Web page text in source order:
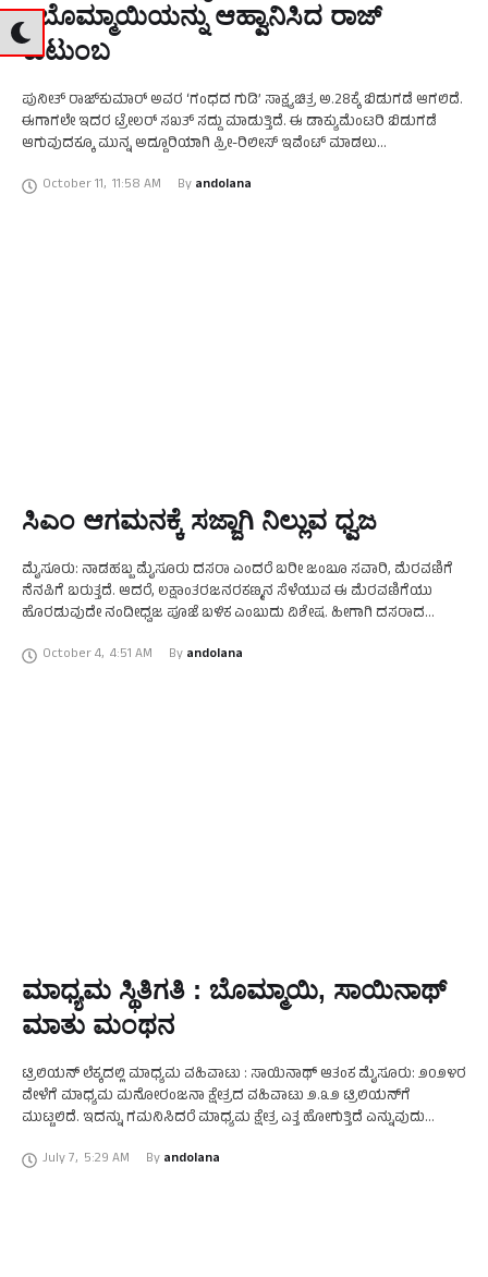
: ಬೊಮ್ಮಾಯಿಯನ್ನು ಆಹ್ವಾನಿಸಿದ ರಾಜ್‌
ಕುಟುಂಬ
ಪುನೀತ್​ ರಾಜ್​ಕುಮಾರ್ ಅವರ ‘ಗಂಧದ ಗುಡಿ’ ಸಾಕ್ಷ್ಯಚಿತ್ರ ಅ.28ಕ್ಕೆ ಬಿಡುಗಡೆ ಆಗಲಿದೆ.
ಈಗಾಗಲೇ ಇದರ ಟ್ರೇಲರ್ ಸಖತ್​ ಸದ್ದು ಮಾಡುತ್ತಿದೆ. ಈ ಡಾಕ್ಯುಮೆಂಟರಿ​ ಬಿಡುಗಡೆ​
ಆಗುವುದಕ್ಕೂ ಮುನ್ನ ಅದ್ದೂರಿಯಾಗಿ ಪ್ರೀ-ರಿಲೀಸ್​ ಇವೆಂಟ್​ ಮಾಡಲು
October 11, 11:58 AM By andolana
ಸಿಎಂ ಆಗಮನಕ್ಕೆ ಸಜ್ಜಾಗಿ ನಿಲ್ಲುವ ಧ್ವಜ
ಮೈಸೂರು: ನಾಡಹಬ್ಬ ಮೈಸೂರು ದಸರಾ ಎಂದರೆ ಬರೀ ಜಂಬೂ ಸವಾರಿ, ಮೆರವಣಿಗೆ
ನೆನಪಿಗೆ ಬರುತ್ತದೆ. ಆದರೆ, ಲಕ್ಷಾಂತರಜನರಕಣ್ಮನ ಸೆಳೆಯುವ ಈ ಮೆರವಣಿಗೆಯು
ಹೊರಡುವುದೇ ನಂದೀಧ್ವಜ ಪೂಜೆ ಬಳಿಕ ಎಂಬುದು ವಿಶೇಷ. ಹೀಗಾಗಿ ದಸರಾದ
October 4, 4:51 AM By andolana
ಮಾಧ್ಯಮ ಸ್ಥಿತಿಗತಿ : ಬೊಮ್ಮಾಯಿ, ಸಾಯಿನಾಥ್‌
ಮಾತು ಮಂಥನ
ಟ್ರಿಲಿಯನ್ ಲೆಕ್ಕದಲ್ಲಿ ಮಾಧ್ಯಮ ವಹಿವಾಟು : ಸಾಯಿನಾಥ್ ಆತಂಕ ಮೈಸೂರು: ೨೦೨೪ರ
ವೇಳೆಗೆ ಮಾಧ್ಯಮ ಮನೋರಂಜನಾ ಕ್ಷೇತ್ರದ ವಹಿವಾಟು ೨.೩೨ ಟ್ರಿಲಿಯನ್‌ಗೆ
ಮುಟ್ಟಲಿದೆ. ಇದನ್ನು ಗಮನಿಸಿದರೆ ಮಾಧ್ಯಮ ಕ್ಷೇತ್ರ ಎತ್ತ ಹೋಗುತ್ತಿದೆ ಎನ್ನುವುದು
July 7, 5:29 AM By andolana